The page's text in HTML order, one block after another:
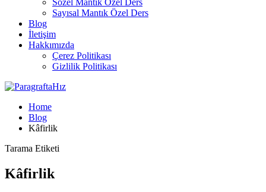
Sözel Mantık Özel Ders
Sayısal Mantık Özel Ders
Blog
İletişim
Hakkımızda
Çerez Politikası
Gizlilik Politikası
Home
Blog
Kâfirlik
Tarama Etiketi
Kâfirlik